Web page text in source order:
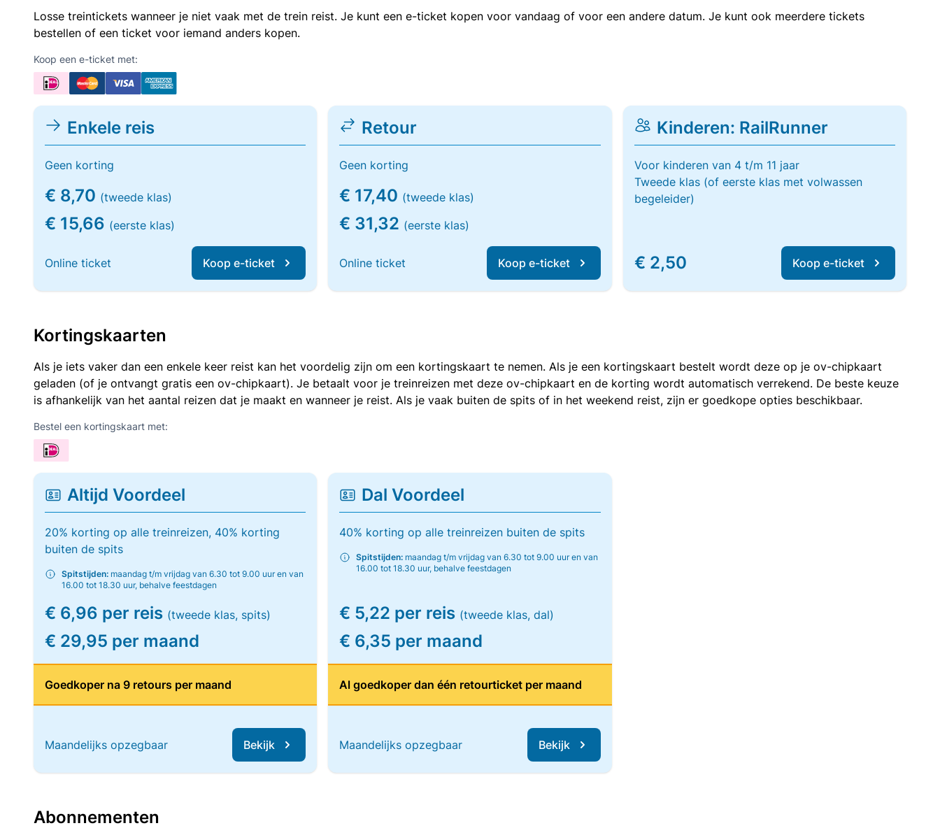
Losse treintickets wanneer je niet vaak met de trein reist. Je kunt een e-ticket kopen voor vandaag of voor een andere datum. Je kunt ook meerdere tickets
bestellen of een ticket voor iemand anders kopen.
Koop een e-ticket met:
Enkele reis
Geen korting
€ 8,70 (tweede klas)
€ 15,66 (eerste klas)
Online ticket Koop e-ticket
Retour
Geen korting
€ 17,40 (tweede klas)
€ 31,32 (eerste klas)
Online ticket Koop e-ticket
Kinderen: RailRunner
Voor kinderen van 4 t/m 11 jaar
Tweede klas (of eerste klas met volwassen
begeleider)
€ 2,50 Koop e-ticket
Kortingskaarten
Als je iets vaker dan een enkele keer reist kan het voordelig zijn om een kortingskaart te nemen. Als je een kortingskaart bestelt wordt deze op je ov-chipkaart
geladen (of je ontvangt gratis een ov-chipkaart). Je betaalt voor je treinreizen met deze ov-chipkaart en de korting wordt automatisch verrekend. De beste keuze
is afhankelijk van het aantal reizen dat je maakt en wanneer je reist. Als je vaak buiten de spits of in het weekend reist, zijn er goedkope opties beschikbaar.
Bestel een kortingskaart met:
Altijd Voordeel
20% korting op alle treinreizen, 40% korting
buiten de spits
Spitstijden: maandag t/m vrijdag van 6.30 tot 9.00 uur en van
16.00 tot 18.30 uur, behalve feestdagen
€ 6,96 per reis (tweede klas, spits)
€ 29,95 per maand
Goedkoper na 9 retours per maand
Maandelijks opzegbaar Bekijk
Dal Voordeel
40% korting op alle treinreizen buiten de spits
Spitstijden: maandag t/m vrijdag van 6.30 tot 9.00 uur en van
16.00 tot 18.30 uur, behalve feestdagen
€ 5,22 per reis (tweede klas, dal)
€ 6,35 per maand
Al goedkoper dan één retourticket per maand
Maandelijks opzegbaar Bekijk
Abonnementen